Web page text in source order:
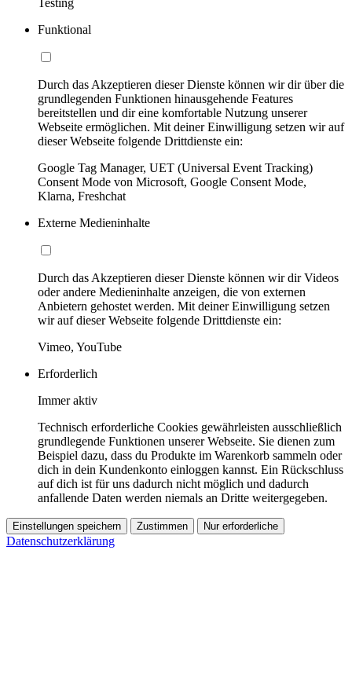
Funktional
Durch das Akzeptieren dieser Dienste können wir dir über die
grundlegenden Funktionen hinausgehende Features
bereitstellen und dir eine komfortable Nutzung unserer
Webseite ermöglichen. Mit deiner Einwilligung setzen wir auf
dieser Webseite folgende Drittdienste ein:
Google Tag Manager, UET (Universal Event Tracking)
Consent Mode von Microsoft, Google Consent Mode,
Klarna, Freshchat
Externe Medieninhalte
Durch das Akzeptieren dieser Dienste können wir dir Videos
oder andere Medieninhalte anzeigen, die von externen
Anbietern gehostet werden. Mit deiner Einwilligung setzen
wir auf dieser Webseite folgende Drittdienste ein:
Vimeo, YouTube
Erforderlich
Immer aktiv
Technisch erforderliche Cookies gewährleisten ausschließlich
grundlegende Funktionen unserer Webseite. Sie dienen zum
Beispiel dazu, dass du Produkte im Warenkorb sammeln oder
dich in dein Kundenkonto einloggen kannst. Ein Rückschluss
auf dich ist für uns dadurch nicht möglich und dadurch
anfallende Daten werden niemals an Dritte weitergegeben.
Einstellungen speichern Zustimmen Nur erforderliche
Datenschutzerklärung